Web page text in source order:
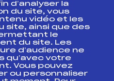
fédéral
Formation, Suivi
d’analyser la
du site, vous
vidéo et les
site, ainsi que des
le
du site. Les
d’audience ne
qu’avec votre
Vous pouvez
ou personnaliser